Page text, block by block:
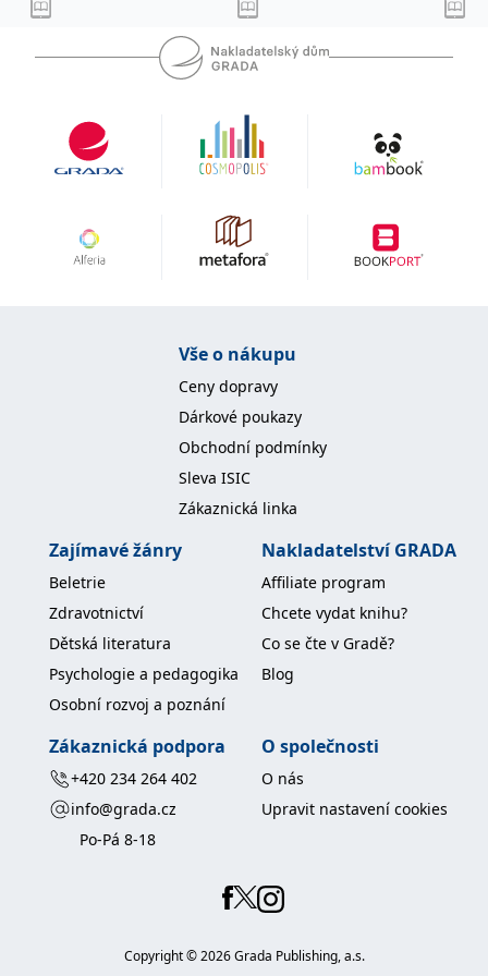
Vše o nákupu
Ceny dopravy
Dárkové poukazy
Obchodní podmínky
Sleva ISIC
Zákaznická linka
Zajímavé žánry
Beletrie
Zdravotnictví
Dětská literatura
Psychologie a pedagogika
Osobní rozvoj a poznání
Nakladatelství GRADA
Affiliate program
Chcete vydat knihu?
Co se čte v Gradě?
Blog
Zákaznická podpora
+420 234 264 402
info@grada.cz
Po-Pá 8-18
O společnosti
O nás
Upravit nastavení cookies
Copyright ©2026Grada Publishing, a.s.
.doubleclick.net
nastavuje společnost
Doubleclick a provádí
kterou koncový uživatel
mohl vidět před
návštěvou uvedeného
2 měsíce
poskytuje jednoznačně
přiřazené strojově
generované ID uživatele